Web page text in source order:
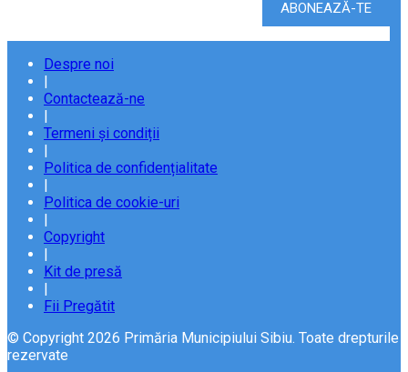
Despre noi
Contactează-ne
Termeni și condiții
Politica de confidențialitate
Politica de cookie-uri
Copyright
Kit de presă
Fii Pregătit
© Copyright 2026 Primăria Municipiului Sibiu. Toate drepturile
rezervate